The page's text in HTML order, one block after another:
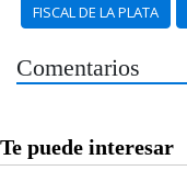
FISCAL DE LA PLATA
Comentarios